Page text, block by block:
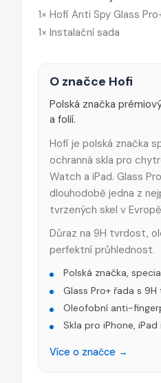
1× Hofi Anti Spy Glass
1× Instalační sada
O značce Hofi
Polská značka
a folií.
Hofi je polská značka
ochranná skla pro
Watch a iPad. Glass
dlouhodobě jedna z
tvrzených skel v
Důraz na 9H tvrdost,
perfektní průhlednost.
Polská značka,
Glass Pro+ řada s
Oleofobní anti-
Skla pro iPhone,
Více o značce →